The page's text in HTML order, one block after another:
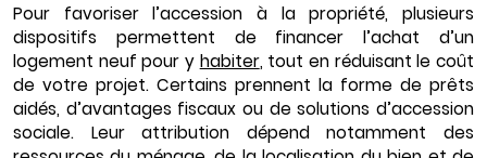
Pour favoriser l’accession à la propriété, plusieurs
dispositifs permettent de financer l’achat d’un
logement neuf pour y habiter, tout en réduisant le coût
de votre projet. Certains prennent la forme de prêts
aidés, d’avantages fiscaux ou de solutions d’accession
sociale. Leur attribution dépend notamment des